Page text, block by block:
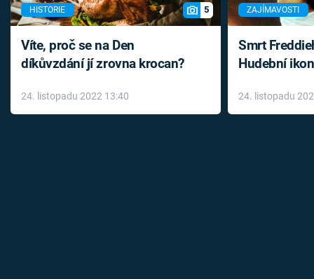
HISTORIE 5
Víte, proč se na Den
díkůvzdání jí zrovna krocan?
24. listopadu 2022 13:40
ZAJÍMAVOSTI
Smrt
Hudební
léky
24. listopadu